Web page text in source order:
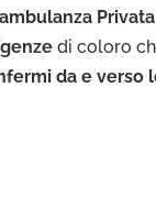
di coloro
da e verso